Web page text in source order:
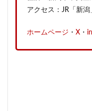
アクセス：JR「新
ホームページ ・ X ・